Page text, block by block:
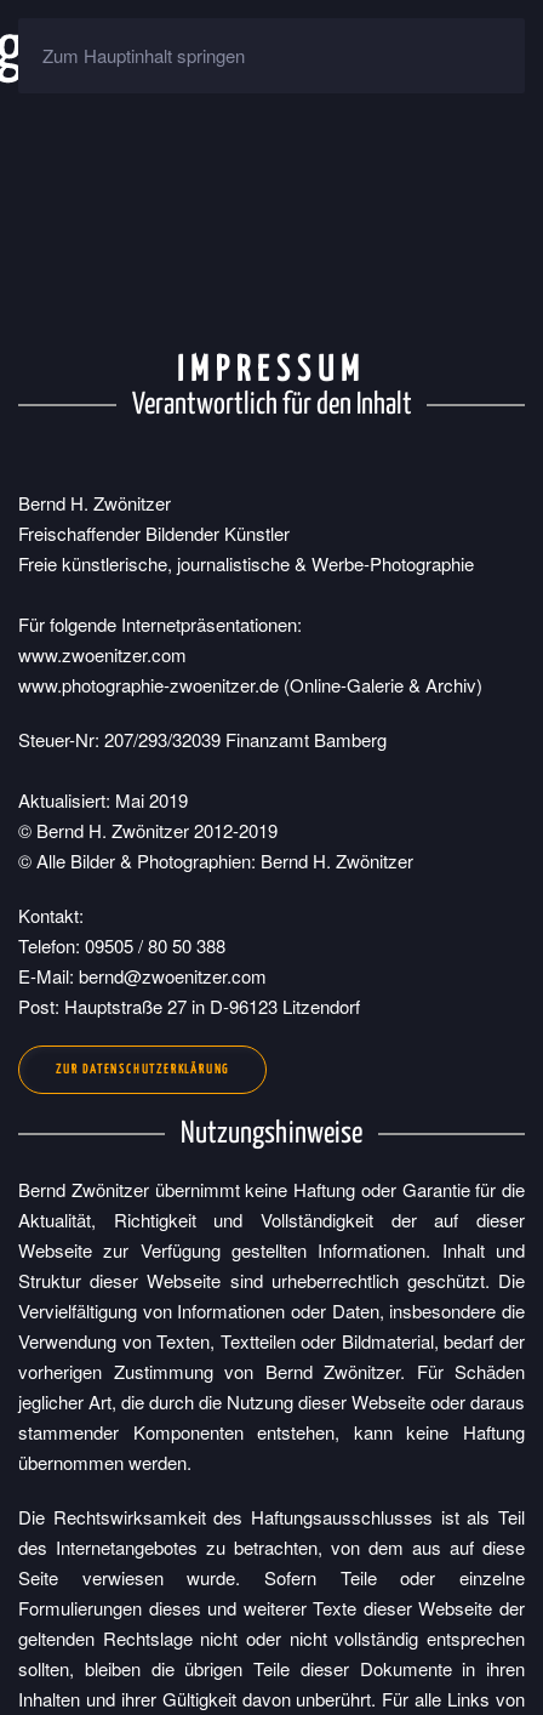
Zum Hauptinhalt springen
IMPRESSUM
Verantwortlich für den Inhalt
Bernd H. Zwönitzer
Freischaffender Bildender Künstler
Freie künstlerische, journalistische & Werbe-Photographie
Für folgende Internetpräsentationen:
www.zwoenitzer.com
www.photographie-zwoenitzer.de (Online-Galerie & Archiv)
Steuer-Nr: 207/293/32039 Finanzamt Bamberg
Aktualisiert: Mai 2019
© Bernd H. Zwönitzer 2012-2019
© Alle Bilder & Photographien: Bernd H. Zwönitzer
Kontakt:
Telefon: 09505 / 80 50 388
E-Mail: bernd@zwoenitzer.com
Post: Hauptstraße 27 in D-96123 Litzendorf
ZUR DATENSCHUTZERKLÄRUNG
Nutzungshinweise
Bernd Zwönitzer übernimmt keine Haftung oder Garantie für die
Aktualität, Richtigkeit und Vollständigkeit der auf dieser
Webseite zur Verfügung gestellten Informationen. Inhalt und
Struktur dieser Webseite sind urheberrechtlich geschützt. Die
Vervielfältigung von Informationen oder Daten, insbesondere die
Verwendung von Texten, Textteilen oder Bildmaterial, bedarf der
vorherigen Zustimmung von Bernd Zwönitzer. Für Schäden
jeglicher Art, die durch die Nutzung dieser Webseite oder daraus
stammender Komponenten entstehen, kann keine Haftung
übernommen werden.
Die Rechtswirksamkeit des Haftungsausschlusses ist als Teil
des Internetangebotes zu betrachten, von dem aus auf diese
Seite verwiesen wurde. Sofern Teile oder einzelne
Formulierungen dieses und weiterer Texte dieser Webseite der
geltenden Rechtslage nicht oder nicht vollständig entsprechen
sollten, bleiben die übrigen Teile dieser Dokumente in ihren
Inhalten und ihrer Gültigkeit davon unberührt. Für alle Links von